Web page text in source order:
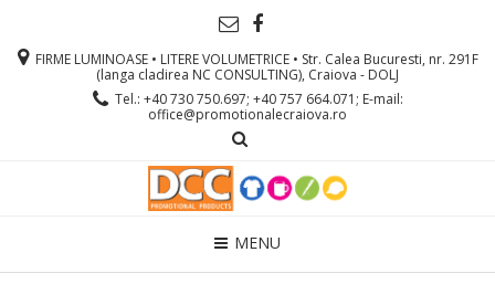
FIRME LUMINOASE • LITERE VOLUMETRICE • Str. Calea Bucuresti, nr. 291F
(langa cladirea NC CONSULTING), Craiova - DOLJ
Tel.: +40 730 750.697; +40 757 664.071; E-mail:
office@promotionalecraiova.ro
MENU